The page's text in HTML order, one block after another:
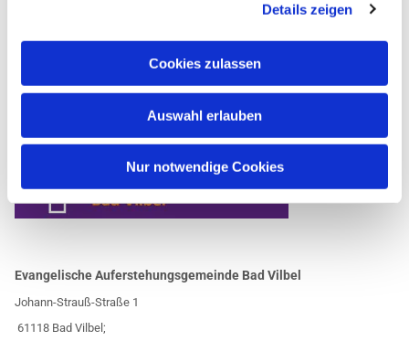
Details zeigen
Cookies zulassen
Auswahl erlauben
Nur notwendige Cookies
Evangelische Auferstehungsgemeinde Bad Vilbel
Johann-Strauß-Straße 1
61118 Bad Vilbel;